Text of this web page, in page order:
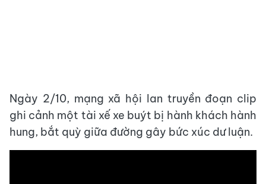
Ngày 2/10, mạng xã hội lan truyền đoạn clip
ghi cảnh một tài xế xe buýt bị hành khách hành
hung, bắt quỳ giữa đường gây bức xúc dư luận.